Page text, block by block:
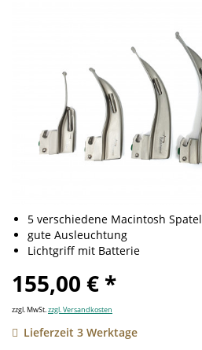
5 verschiedene Macintosh Spatel
gute Ausleuchtung
Lichtgriff mit Batterie
155,00 € *
zzgl. MwSt. zzgl. Versandkosten
Lieferzeit 3 Werktage